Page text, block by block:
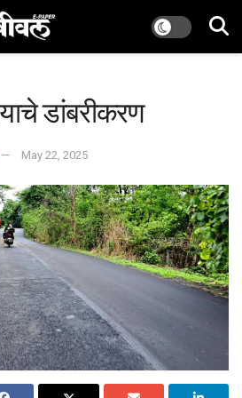
डांबरीकरण
May 22, 2025